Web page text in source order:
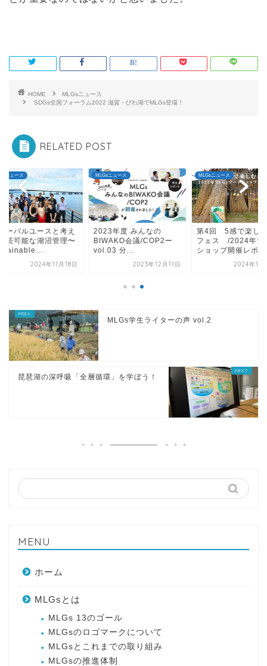
HOME
MLGsニュース
SDGs全国フォーラム2022 滋賀・びわ湖でMLGs登場！
RELATED POST
ニュース
ーバルユースと考え
続可能な湖沼管理〜
2024年11月18日
MLGsニュース
2023年度 みんなの
BIWAKO会議/COP2ー
vol.03 分...
2023年12月11日
MLGsニュース
第4回 5感で楽しむ
フェス /2024年ワ
ショップ開催レポ...
2024年12
MLGs学生ライターの声 vol.2
琵琶湖の深呼吸「全層循環」を学ぼう！
MENU
ホーム
MLGsとは
MLGs 13のゴール
MLGsのロゴマークについて
MLGsとこれまでの取り組み
MLGsの推進体制